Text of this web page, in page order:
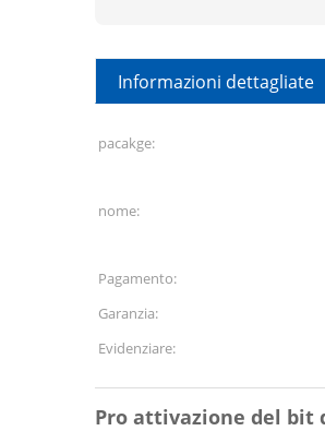
Informazioni dettagliate
pacakge:
nome:
Pagamento:
Garanzia:
Evidenziare:
Pro attivazione del bit